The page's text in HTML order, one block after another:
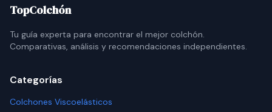
TopColchón
Tu guía experta para encontrar el mejor colchón.
Comparativas, análisis y recomendaciones independientes.
Categorías
Colchones Viscoelásticos